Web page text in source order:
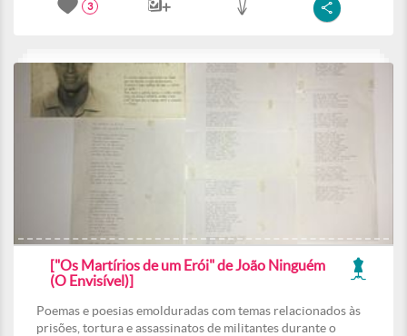
3
["Os Martírios de um Erói" de João Ninguém
(O Envisível)]
Poemas e poesias emolduradas com temas relacionados às
prisões, tortura e assassinatos de militantes durante o